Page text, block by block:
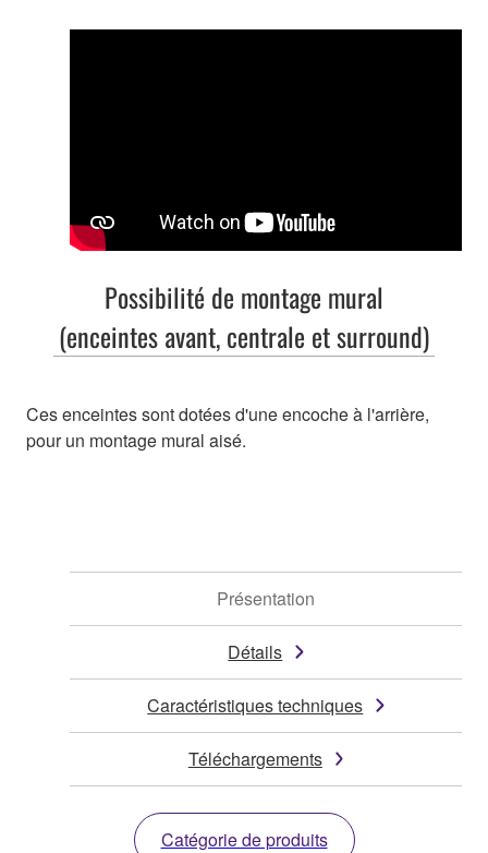
Possibilité de montage mural
(enceintes avant, centrale et surround)
Ces enceintes sont dotées d'une encoche à l'arrière,
pour un montage mural aisé.
Présentation
Détails
Caractéristiques techniques
Téléchargements
Catégorie de produits